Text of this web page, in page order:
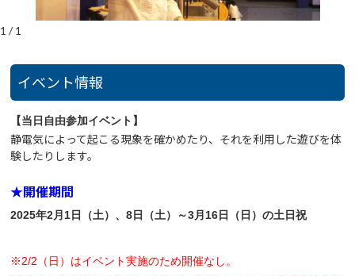
1 /1
イベント情報
【当日自由参加イベント】
静電気によって起こる現象を確かめたり、それを利用した遊びを体
験したりします。
★開催期間
2025年2月1日（土）、8日（土）～3月16日（日）の土日祝
※2/2（日）はイベント実施のため開催なし。